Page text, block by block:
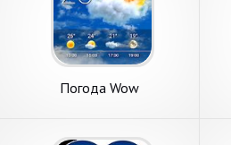
Погода Wow